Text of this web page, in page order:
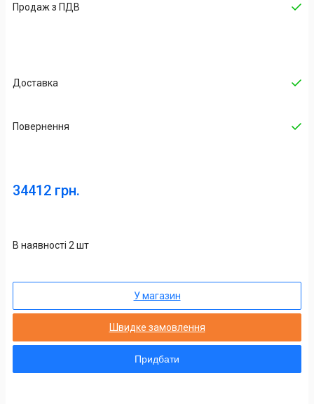
Продаж з ПДВ
Доставка
Повернення
34412 грн.
В наявності 2 шт
У магазин
Швидке замовлення
Придбати